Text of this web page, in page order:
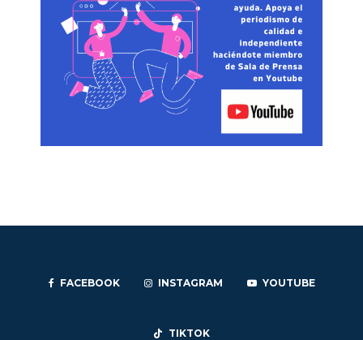
FACEBOOK INSTAGRAM YOUTUBE
TIKTOK